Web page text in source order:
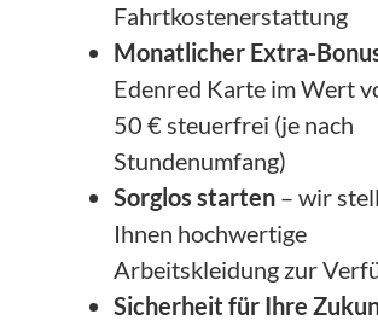
Fahrtkostenerstattung
Monatlicher Extra-
Edenred Karte im Wert
50 € steuerfrei (je nach
Stundenumfang)
Sorglos starten – wir
Ihnen hochwertige
Arbeitskleidung zur
Sicherheit für Ihre